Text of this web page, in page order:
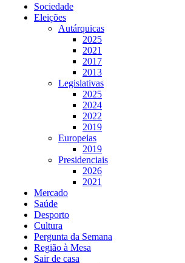
Sociedade
Eleições
Autárquicas
2025
2021
2017
2013
Legislativas
2025
2024
2022
2019
Europeias
2019
Presidenciais
2026
2021
Mercado
Saúde
Desporto
Cultura
Pergunta da Semana
Região à Mesa
Sair de casa